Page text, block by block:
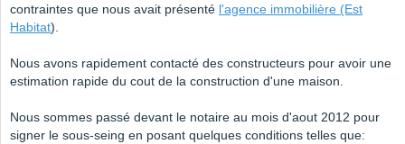
contraintes que nous avait présenté l'agence immobilière (Est
Habitat).
Nous avons rapidement contacté des constructeurs pour avoir une
estimation rapide du cout de la construction d'une maison.
Nous sommes passé devant le notaire au mois d'aout 2012 pour
signer le sous-seing en posant quelques conditions telles que: